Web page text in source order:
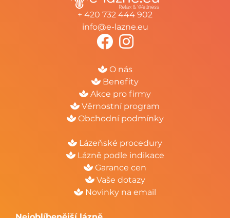
+ 420 732 444 902
info@e-lazne.eu
O nás
Benefity
Akce pro firmy
Věrnostní program
Obchodní podmínky
Lázeňské procedury
Lázně podle indikace
Garance cen
Vaše dotazy
Novinky na email